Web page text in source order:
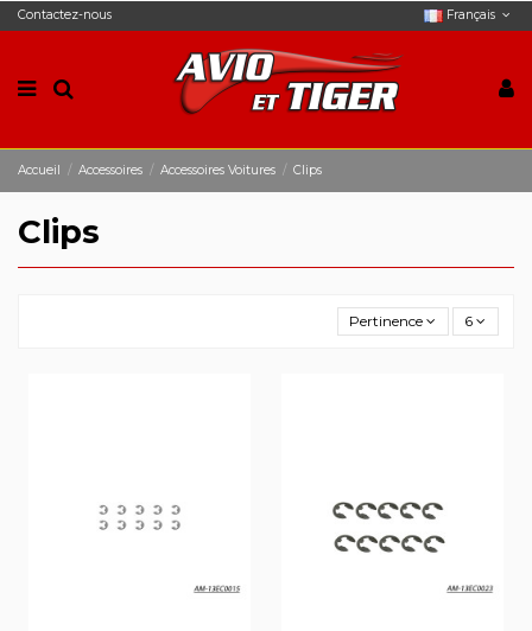
Contactez-nous Français
Accueil Accessoires Accessoires Voitures Clips
Clips
Pertinence 6